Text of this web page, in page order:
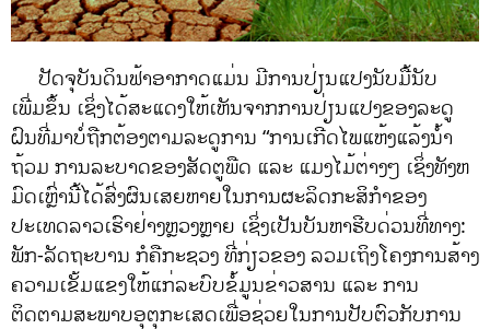
ປັດຈຸບັນດິນຟ້າອາກາດແມ່ນ ມີການປ່ຽນແປງນັບມື້ນັບ
ເພີ່ມຂຶ້ນ ເຊິ່ງໄດ້ສະແດງໃຫ້ເຫັນຈາກການປ່ຽນແປງຂອງລະດູ
ຝົນທີ່ມາບໍ່ຖືກຕ້ອງຕາມລະດູການ “ການເກີດໄພແຫ້ງແລ້ງນໍ້າ
ຖ້ວມ ການລະບາດຂອງສັດຕູພືດ ແລະ ແມງໄມ້ຕ່າງໆ ເຊິ່ງທັງຫ
ມົດເຫຼົ່ານີ້ໄດ້ສົ່ງຜົນເສຍຫາຍໃນການຜະລິດກະສິກຳຂອງ
ປະເທດລາວເຮົາຢ່າງຫຼວງຫຼາຍ ເຊິ່ງເປັນບັນຫາຮີບດ່ວນທີ່ທາງ:
ພັກ-ລັດຖະບານ ກໍຄືກະຊວງ ທີ່ກ່ຽວຂອງ ລວມເຖິງໂຄງການສ້າງ
ຄວາມເຂັ້ມແຂງໃຫ້ແກ່ລະບົບຂໍ້ມູນຂ່າວສານ ແລະ ການ
ຕິດຕາມສະພາບອຸຕຸກະເສດເພື່ອຊ່ວຍໃນການປັບຕົວກັບການ